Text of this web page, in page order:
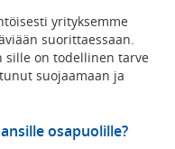
yrityksemme
suorittaessaan.
sille on todellinen tarve
suojaamaan ja
osapuolille?